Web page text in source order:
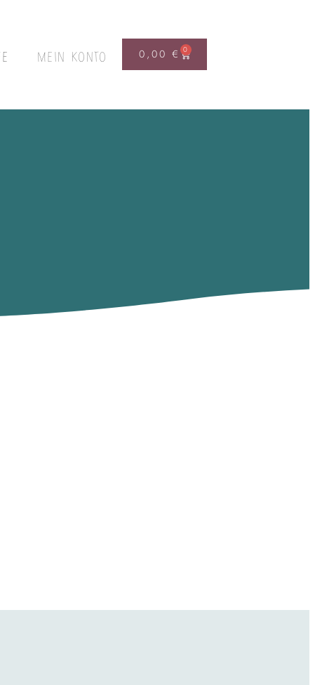
MEIN KONTO 0,00 € 0